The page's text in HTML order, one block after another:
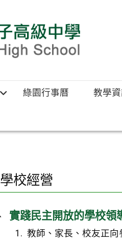
綠園行事曆 教學
學校經營
實踐民主開放的學校領
教師、家長、校友正向